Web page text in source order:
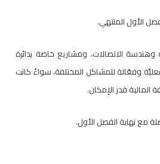
الأول المنتهي.
وهندسة الاتصالات، ومشاريع خاصة بدائرة
وفعّالة للمشاكل المختلفة، سواءً كانت
المالية قدر الإمكان.
مع نهاية الفصل الأول.